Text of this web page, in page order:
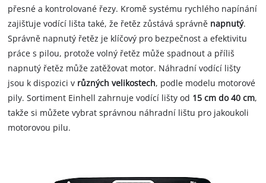
přesné a kontrolované řezy. Kromě systému rychlého napínání
zajišťuje vodící lišta také, že řetěz zůstává správně napnutý.
Správně napnutý řetěz je klíčový pro bezpečnost a efektivitu
práce s pilou, protože volný řetěz může spadnout a příliš
napnutý řetěz může zatěžovat motor. Náhradní vodící lišty
jsou k dispozici v různých velikostech, podle modelu motorové
pily. Sortiment Einhell zahrnuje vodící lišty od 15 cm do 40 cm,
takže si můžete vybrat správnou náhradní lištu pro jakoukoli
motorovou pilu.